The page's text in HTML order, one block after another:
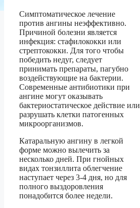
Симптоматическое лечение
против ангины неэффективно.
Причиной болезни является
инфекция: стафилококки или
стрептококки. Для того чтобы
победить недуг, следует
принимать препараты, пагубно
воздействующие на бактерии.
Современные антибиотики при
ангине могут оказывать
бактериостатическое действие или
разрушать клетки патогенных
микроорганизмов.
Катаральную ангину в легкой
форме можно вылечить за
несколько дней. При гнойных
видах тонзиллита облегчение
наступает через 3-4 дня, но для
полного выздоровления
понадобится более недели.